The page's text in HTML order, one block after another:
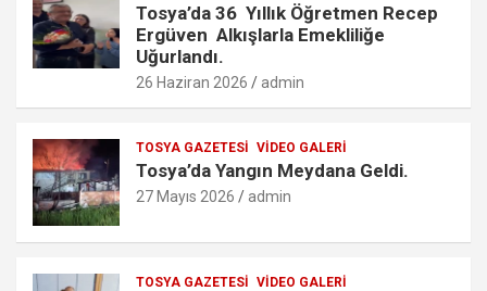
Tosya’da 36 Yıllık Öğretmen Recep
Ergüven Alkışlarla Emekliliğe
Uğurlandı.
26 Haziran 2026 admin
TOSYA GAZETESI VIDEO GALERI
Tosya’da Yangın Meydana Geldi.
27 Mayıs 2026 admin
TOSYA GAZETESI VIDEO GALERI